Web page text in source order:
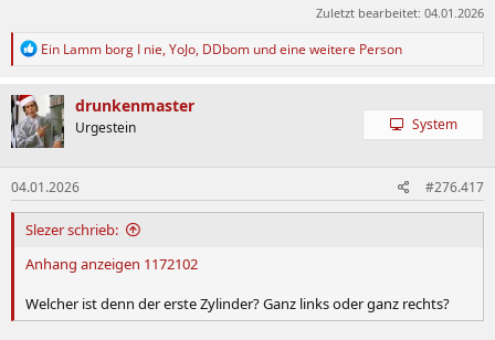
Zuletzt bearbeitet: 04.01.2026
R
t
i
o
n
e
n
:
Ein Lamm borg I nie, YoJo, DDbom und eine weitere Person
drunkenmaster
Urgestein System
04.01.2026 #276.417
Slezer schrieb:
Anhang anzeigen 1172102
Welcher ist denn der erste Zylinder? Ganz links oder ganz rechts?